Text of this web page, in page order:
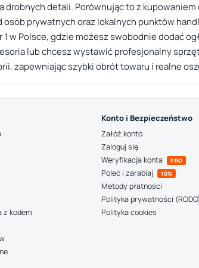
drobnych detali. Porównując to z
prywatnych oraz lokalnych punktów
w Polsce, gdzie możesz swobodnie dodać
lub chcesz wystawić profesjonalny
zapewniając szybki obrót towaru i realne
z kodem
Konto i Bezpieczeństwo
Załóż konto
Zaloguj się
Weryfikacja konta
PRO
Poleć i zarabiaj 10%
Metody płatności
Polityka prywatności
Polityka cookies